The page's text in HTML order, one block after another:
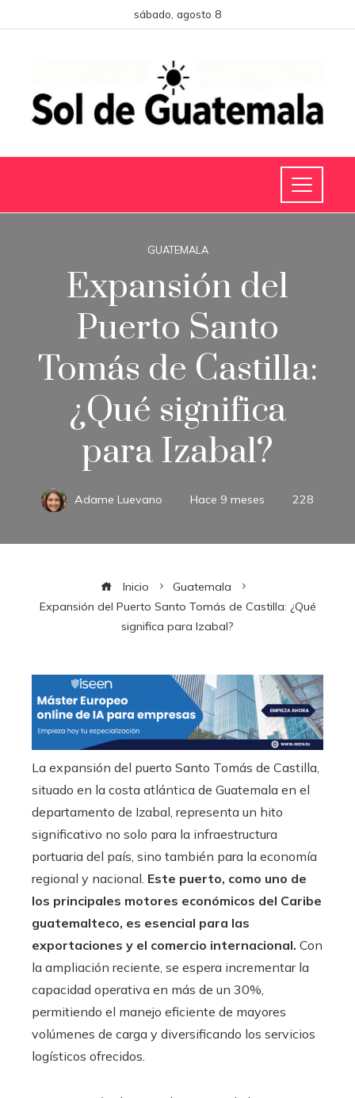
sábado, agosto 8
GUATEMALA
Expansión del
Puerto Santo
Tomás de Castilla:
¿Qué significa
para Izabal?
Adame Luevano Hace 9 meses 228
Inicio
Guatemala
Expansión del Puerto Santo Tomás de Castilla: ¿Qué
significa para Izabal?
La expansión del puerto Santo Tomás de Castilla,
situado en la costa atlántica de Guatemala en el
departamento de Izabal, representa un hito
significativo no solo para la infraestructura
portuaria del país, sino también para la economía
regional y nacional. Este puerto, como uno de
los principales motores económicos del Caribe
guatemalteco, es esencial para las
exportaciones y el comercio internacional. Con
la ampliación reciente, se espera incrementar la
capacidad operativa en más de un 30%,
permitiendo el manejo eficiente de mayores
volúmenes de carga y diversificando los servicios
logísticos ofrecidos.